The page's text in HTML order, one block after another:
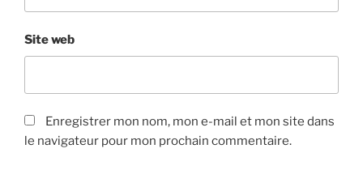
Site web
Enregistrer mon nom, mon e-mail et mon site dans
le navigateur pour mon prochain commentaire.